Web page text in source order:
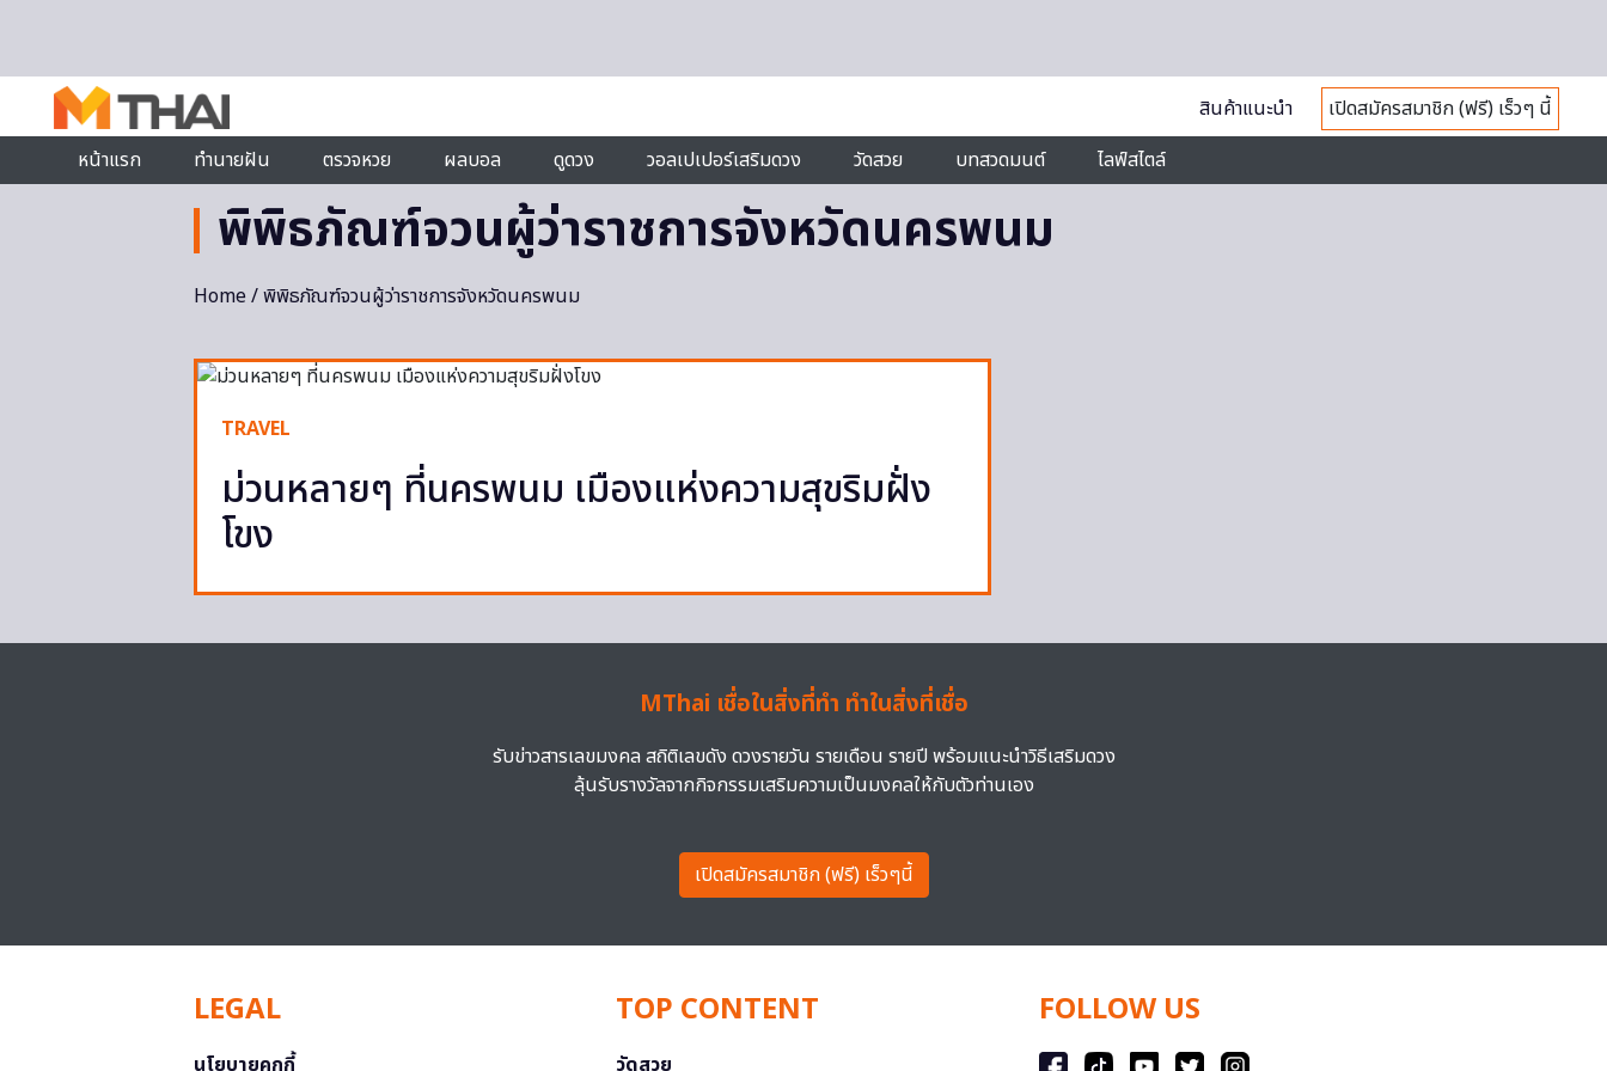
สินค้าแนะนำ
เปิดสมัครสมาชิก (ฟรี) เร็วๆ นี้
หน้าแรก
ทำนายฝัน ตรวจหวย ผลบอล ดูดวง วอลเปเปอร์เสริมดวง วัดสวย บทสวดมนต์ ไลฟ์สไตล์
พิพิธภัณฑ์จวนผู้ว่าราชการจังหวัดนครพนม
Home/ พิพิธภัณฑ์จวนผู้ว่าราชการจังหวัดนครพนม
TRAVEL
ม่วนหลายๆ ที่นครพนม เมืองแห่งความสุขริมฝั่ง
โขง
MThai เชื่อในสิ่งที่ทำ ทำในสิ่งที่เชื่อ
รับข่าวสารเลขมงคล สถิติเลขดัง ดวงรายวัน รายเดือน รายปี พร้อมแนะนำวิธีเสริมดวง
ลุ้นรับรางวัลจากกิจกรรมเสริมความเป็นมงคลให้กับตัวท่านเอง
เปิดสมัครสมาชิก (ฟรี) เร็วๆนี้
LEGAL
นโยบายคุกกี้
TOP CONTENT
วัดสวย
FOLLOW US